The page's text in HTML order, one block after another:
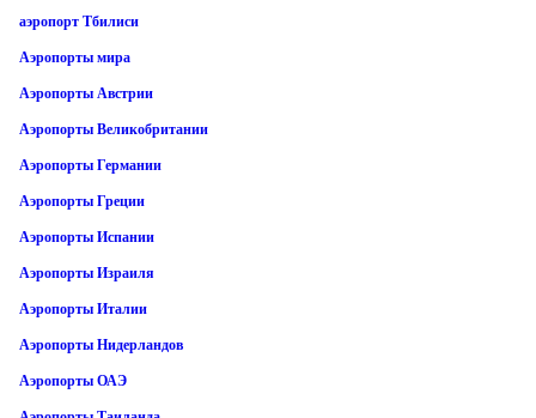
аэропорт Тбилиси
Аэропорты мира
Аэропорты Австрии
Аэропорты Великобритании
Аэропорты Германии
Аэропорты Греции
Аэропорты Испании
Аэропорты Израиля
Аэропорты Италии
Аэропорты Нидерландов
Аэропорты ОАЭ